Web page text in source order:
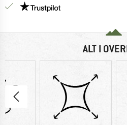
Vi er Trustpilot-
ALT I